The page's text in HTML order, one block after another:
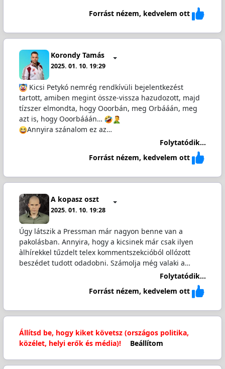
Forrást nézem, kedvelem ott
Korondy Tamás
2025. 01. 10. 19:29
Kicsi Petykó nemrég rendkívüli bejelentkezést
tartott, amiben megint össze-vissza hazudozott, majd
tízszer elmondta, hogy Ooorbán, meg Orbááán, meg
azt is, hogy Ooorbááán…
Annyira szánalom ez az…
Folytatódik...
Forrást nézem, kedvelem ott
A kopasz oszt
2025. 01. 10. 19:28
Úgy látszik a Pressman már nagyon benne van a
pakolásban. Annyira, hogy a kicsinek már csak ilyen
àlhírekkel tűzdelt telex kommentszekcióból ollózott
beszédet tudott odadobni. Számolja még valaki a…
Folytatódik...
Forrást nézem, kedvelem ott
Állítsd be, hogy kiket követsz (országos politika,
közélet, helyi erők és média)!
Beállítom